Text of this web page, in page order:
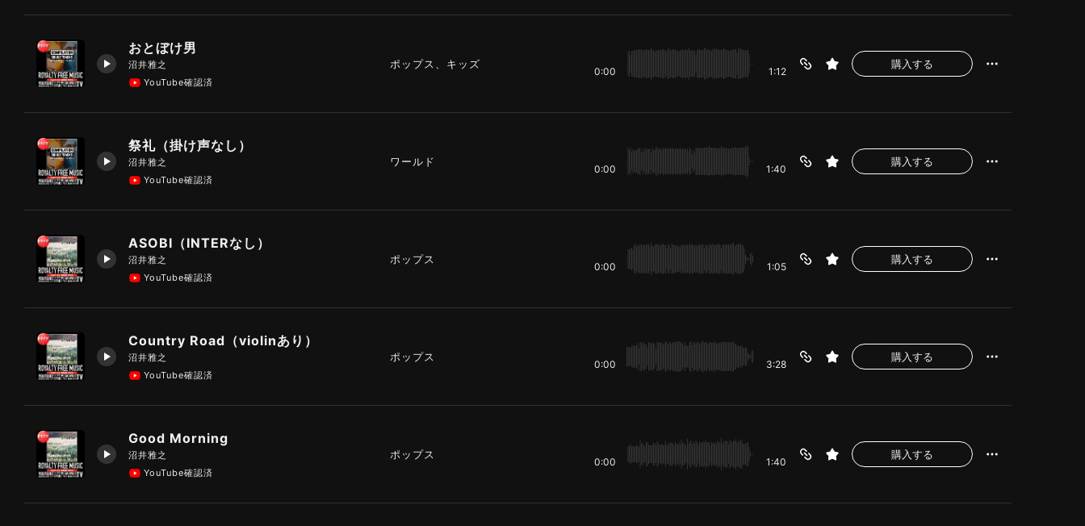
おとぼけ男
沼井雅之
YouTube確認済
ポップス、キッズ
0:00 1:12
購入する
祭礼（掛け声なし）
沼井雅之
YouTube確認済
ワールド
0:00 1:40
購入する
ASOBI（INTERなし）
沼井雅之
YouTube確認済
ポップス
0:00 1:05
購入する
Country Road（violinあり）
沼井雅之
YouTube確認済
ポップス
0:00 3:28
購入する
Good Morning
沼井雅之
YouTube確認済
ポップス
0:00 1:40
購入する